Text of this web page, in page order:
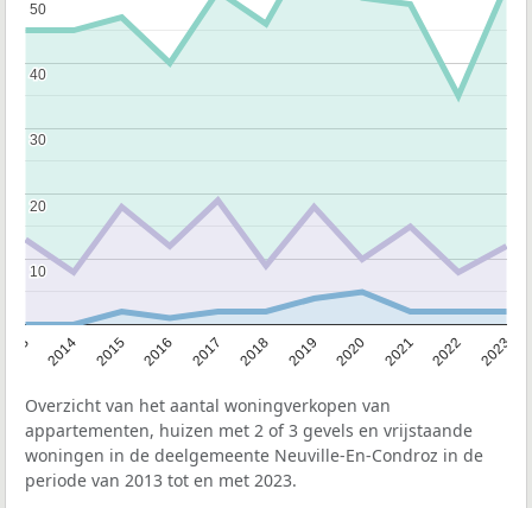
2014 2015 2016 2017 2018 2019 2020 2021 2022 2023
10
10
20
20
30
30
40
40
50
50
Overzicht van het aantal woningverkopen van
appartementen, huizen met 2 of 3 gevels en vrijstaande
woningen in de deelgemeente Neuville-En-Condroz in de
periode van 2013 tot en met 2023.